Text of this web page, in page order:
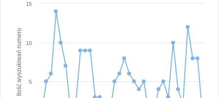
Ilość wyszukiwań numeru 5
10
15